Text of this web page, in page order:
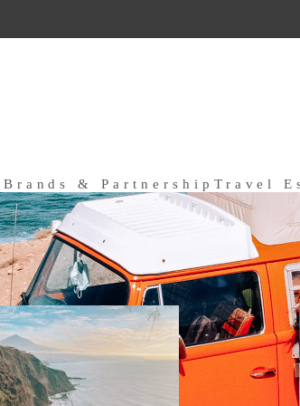
Brands & Partnership Travel